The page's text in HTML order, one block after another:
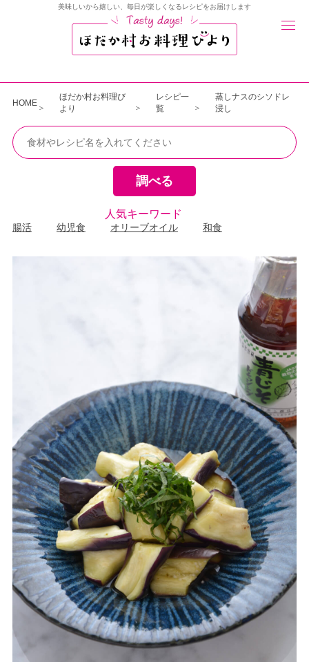
美味しいから嬉しい、毎日が楽しくなるレシピをお届けします
HOME
ほだか村お料理び
より
レシピ一
覧
蒸しナスのシソドレ
浸し
人気キーワード
腸活 幼児食 オリーブオイル 和食